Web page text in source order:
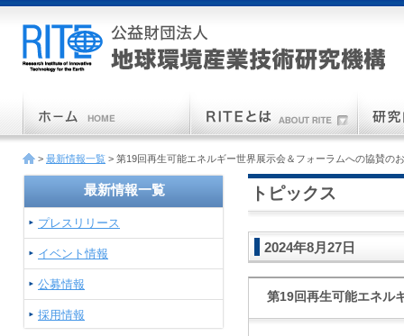
> 最新情報一覧 > 第19回再生可能エネルギー世界展示会＆フォーラムへの協賛の
トピックス
2024年8月27日
第19回再生可能エネル
最新情報一覧
プレスリリース
イベント情報
公募情報
採用情報